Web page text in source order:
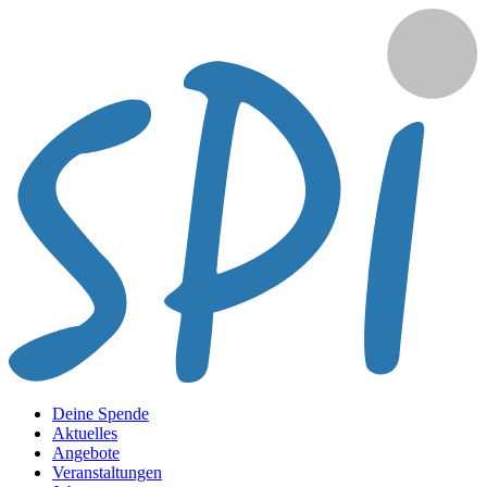
Deine Spende
Aktuelles
Angebote
Veranstaltungen